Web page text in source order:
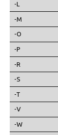
-L
-M
-O
-P
-R
-S
-T
-V
-W